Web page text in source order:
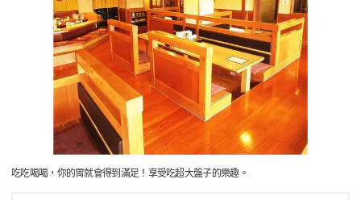
吃吃喝喝，你的胃就會得到滿足！享受吃超大盤子的樂趣。